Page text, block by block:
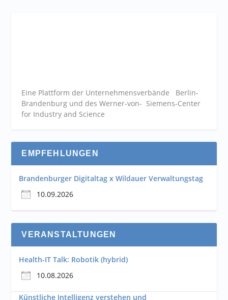
Eine Plattform der Unternehmensverbände Berlin-
Brandenburg und des Werner-von- Siemens-Center
for Industry and Science
EMPFEHLUNGEN
Brandenburger Digitaltag x Wildauer Verwaltungstag
10.09.2026
VERANSTALTUNGEN
Health-IT Talk: Robotik (hybrid)
10.08.2026
Künstliche Intelligenz verstehen und